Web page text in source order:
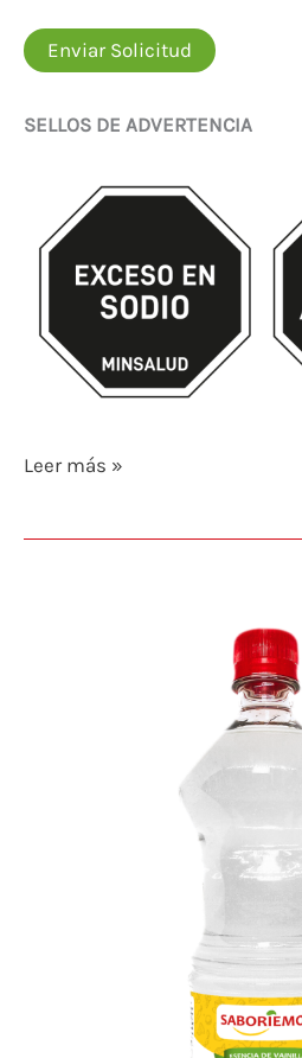
Enviar Solicitud
SELLOS DE ADVERTENCIA
Leer más »